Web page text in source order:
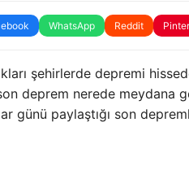
WhatsApp Reddit
şehirlerde depremi
deprem nerede meydana
günü paylaştığı son